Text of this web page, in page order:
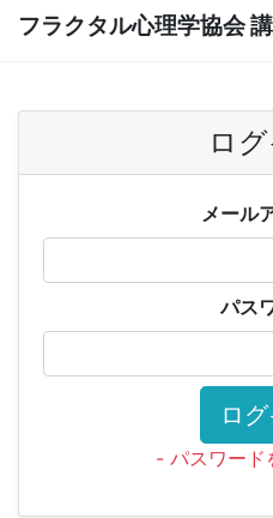
フラクタル心理学協会
ロ
メール
パス
ロ
- パスワード